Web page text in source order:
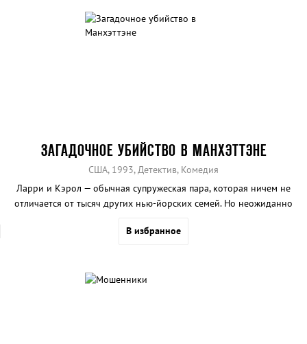
ЗАГАДОЧНОЕ УБИЙСТВО В МАНХЭТТЭНЕ
США, 1993, Детектив, Комедия
Ларри и Кэрол — обычная супружеская пара, которая ничем не
отличается от тысяч других нью-йорских семей. Но неожиданно
умирает жена их соседа.
В избранное